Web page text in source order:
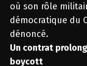
où son rôle
démocratique du
dénoncé.
Un contrat
boycott